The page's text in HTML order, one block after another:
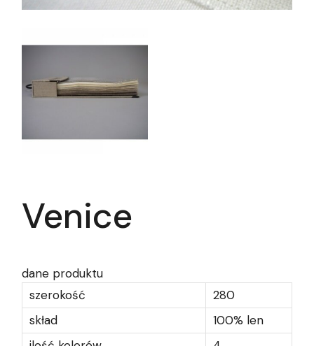
Venice
dane produktu
szerokość
280
skład
100% len